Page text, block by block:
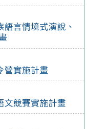
言情境式演說、
營實施計畫
文競賽實施計畫